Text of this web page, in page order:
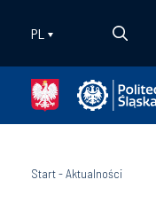
PL
Start-Aktualności